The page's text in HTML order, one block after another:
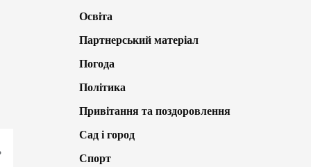
Освіта
Партнерський матеріал
Погода
Політика
Привітання та поздоровлення
Сад і город
Спорт